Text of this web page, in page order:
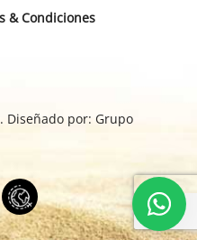
& Condiciones
Diseñado por: Grupo